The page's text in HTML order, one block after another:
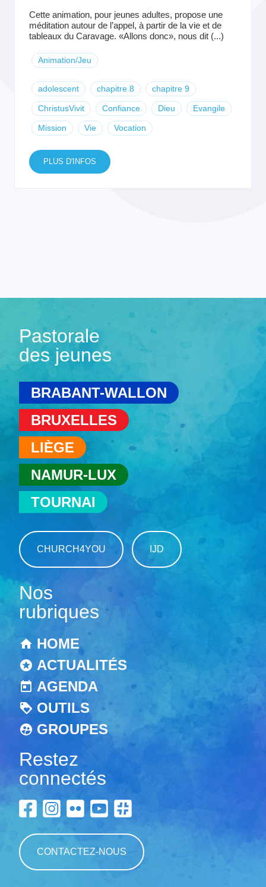
Cette animation, pour jeunes adultes, propose une
méditation autour de l’appel, à partir de la vie et de
tableaux du Caravage. «Allons donc», nous dit (...)
Animation/Jeu
adolescent chapitre 8 chapitre 9
ChristusVivit Confiance Dieu Evangile
Mission Vie Vocation
PLUS D'INFOS
Pastorale
des jeunes
BRABANT-WALLON
BRUXELLES
LIÈGE
NAMUR-LUX
TOURNAI
CHURCH4YOU IJD
Nos
rubriques
HOME
ACTUALITÉS
AGENDA
OUTILS
GROUPES
Restez
connectés
CONTACTEZ-NOUS